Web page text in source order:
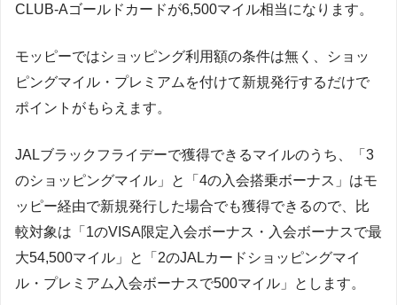
CLUB-Aゴールドカードが6,500マイル相当になります。
モッピーではショッピング利用額の条件は無く、ショッ
ピングマイル・プレミアムを付けて新規発行するだけで
ポイントがもらえます。
JALブラックフライデーで獲得できるマイルのうち、「3
のショッピングマイル」と「4の入会搭乗ボーナス」はモ
ッピー経由で新規発行した場合でも獲得できるので、比
較対象は「1のVISA限定入会ボーナス・入会ボーナスで最
大54,500マイル」と「2のJALカードショッピングマイ
ル・プレミアム入会ボーナスで500マイル」とします。